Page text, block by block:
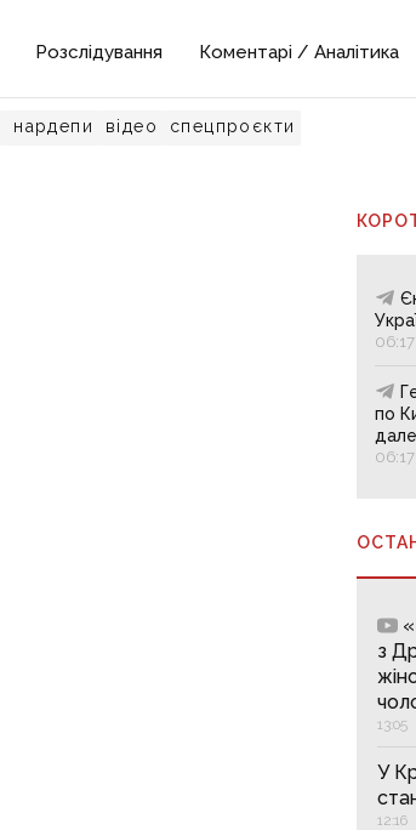
Розслідування Коментарі / Аналітика
нардепи відео спецпроєкти
06:17
по
06:17
з
13:05
У
12:16